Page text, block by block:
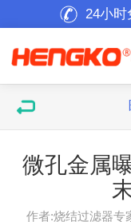
24小时
微孔金属
作者:烧结过滤器专